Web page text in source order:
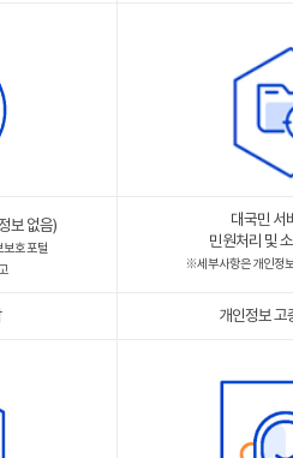
보 없음)
호 포털
대국민 서
민원처리 및
※ 세부사항은 개인정
개인정보 고